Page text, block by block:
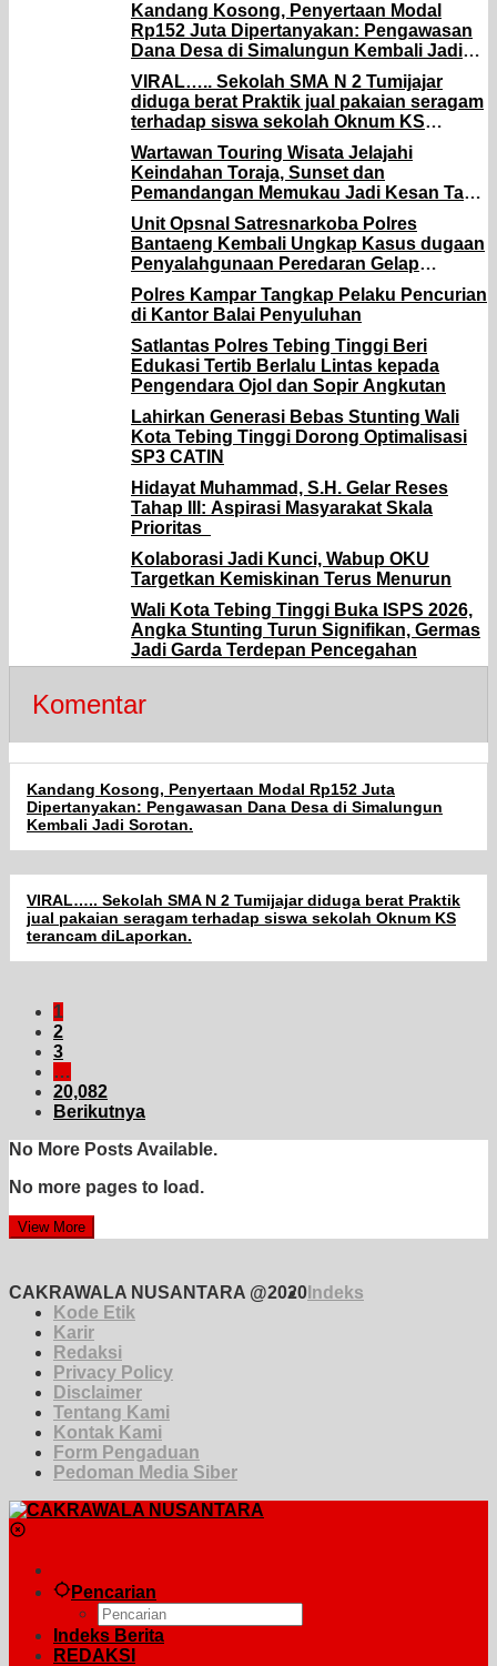
Kandang Kosong, Penyertaan Modal
Rp152 Juta Dipertanyakan: Pengawasan
Dana Desa di Simalungun Kembali Jadi
Sorotan.
VIRAL….. Sekolah SMA N 2 Tumijajar
diduga berat Praktik jual pakaian seragam
terhadap siswa sekolah Oknum KS
terancam diLaporkan.
Wartawan Touring Wisata Jelajahi
Keindahan Toraja, Sunset dan
Pemandangan Memukau Jadi Kesan Tak
Terlupakan
Unit Opsnal Satresnarkoba Polres
Bantaeng Kembali Ungkap Kasus dugaan
Penyalahgunaan Peredaran Gelap
Narkotika Jenis Sabu
Polres Kampar Tangkap Pelaku Pencurian
di Kantor Balai Penyuluhan
Satlantas Polres Tebing Tinggi Beri
Edukasi Tertib Berlalu Lintas kepada
Pengendara Ojol dan Sopir Angkutan
Lahirkan Generasi Bebas Stunting Wali
Kota Tebing Tinggi Dorong Optimalisasi
SP3 CATIN
Hidayat Muhammad, S.H. Gelar Reses
Tahap III: Aspirasi Masyarakat Skala
Kolaborasi Jadi Kunci, Wabup OKU
Targetkan Kemiskinan Terus Menurun
Wali Kota Tebing Tinggi Buka ISPS 2026,
Angka Stunting Turun Signifikan, Germas
Jadi Garda Terdepan Pencegahan
Komentar
Kandang Kosong, Penyertaan Modal Rp152 Juta
Dipertanyakan: Pengawasan Dana Desa di Simalungun
Kembali Jadi Sorotan.
VIRAL….. Sekolah SMA N 2 Tumijajar diduga berat Praktik
jual pakaian seragam terhadap siswa sekolah Oknum KS
terancam diLaporkan.
1
2
3
…
20,082
Berikutnya
No More Posts Available.
No more pages to load.
View More
CAKRAWALA NUSANTARA @2020 Indeks
Kode Etik
Karir
Redaksi
Privacy Policy
Disclaimer
Tentang Kami
Kontak Kami
Form Pengaduan
Pedoman Media Siber
Pencarian
Indeks Berita
REDAKSI